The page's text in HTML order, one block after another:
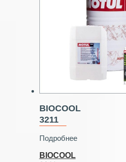
BIOCOOL
3211
Подробнее
BIOCOOL